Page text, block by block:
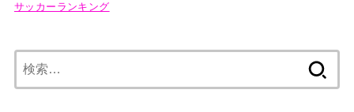
サッカーランキング
索: